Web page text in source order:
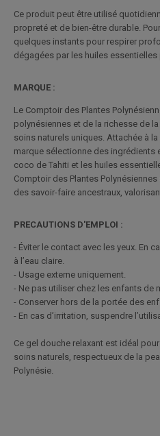
Ce produit peut être utilisé
propreté et de bien-être durable.
quelques instants pour respirer
dégagées par les huiles essentielles
MARQUE :
Le Comptoir des Plantes
polynésiennes et de la richesse de
soins naturels uniques. Attachée à la
marque sélectionne des ingrédients
coco de Tahiti et les huiles
Comptoir des Plantes Polynésiennes
des savoir-faire ancestraux,
PRECAUTIONS D'EMPLOI :
- Éviter le contact avec les yeux. En
à l’eau claire.
- Usage externe uniquement.
- Ne pas utiliser chez les enfants de
- Conserver hors de la portée des
- En cas d’irritation, suspendre
Ce gel douche relaxant est idéal
soins naturels, respectueux de la
Polynésie.